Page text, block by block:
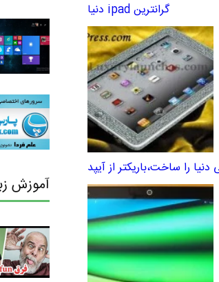
گرانترین ipad دنیا
آموزش